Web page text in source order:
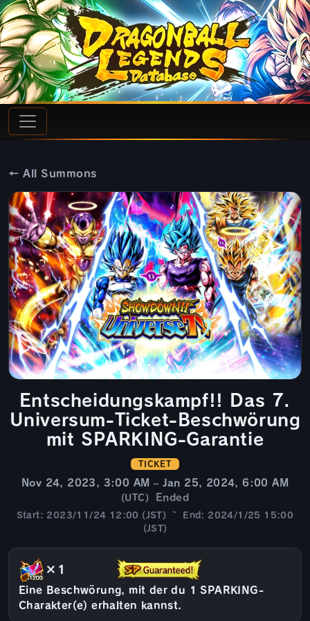
← All Summons
Entscheidungskampf!! Das 7.
Universum-Ticket-Beschwörung
mit SPARKING-Garantie
TICKET
Nov 24, 2023, 3:00 AM – Jan 25, 2024, 6:00 AM
(UTC) Ended
Start: 2023/11/24 12:00 (JST) ~ End: 2024/1/25 15:00
(JST)
×1
Eine Beschwörung, mit der du 1 SPARKING-
Charakter(e) erhalten kannst.